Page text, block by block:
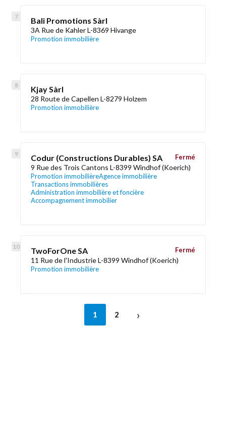
Bali Promotions Sàrl
3A Rue de Kahler L-8369 Hivange
Promotion immobilière
Kjay Sàrl
28 Route de Capellen L-8279 Holzem
Promotion immobilière
Codur (Constructions Durables) SA
9 Rue des Trois Cantons L-8399 Windhof (Koerich)
Promotion immobilièreAgence immobilière
Transactions immobilières
Administration immobilière et foncière
Accompagnement immobilier
Fermé
TwoForOne SA
11 Rue de l'Industrie L-8399 Windhof (Koerich)
Promotion immobilière
Fermé
1 2 ›